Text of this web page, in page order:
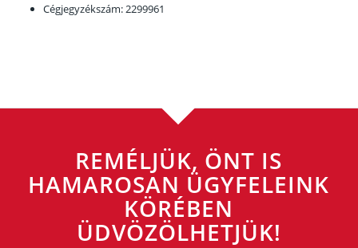
Cégjegyzékszám: 2299961
REMÉLJÜK, ÖNT IS
HAMAROSAN ÜGYFELEINK
KÖRÉBEN
ÜDVÖZÖLHETJÜK!